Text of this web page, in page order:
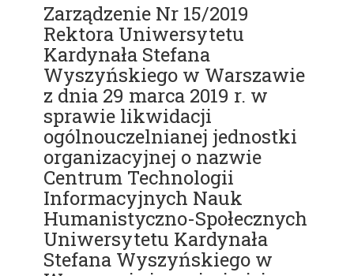
Zarządzenie Nr 15/2019
Rektora Uniwersytetu
Kardynała Stefana
Wyszyńskiego w Warszawie
z dnia 29 marca 2019 r. w
sprawie likwidacji
ogólnouczelnianej jednostki
organizacyjnej o nazwie
Centrum Technologii
Informacyjnych Nauk
Humanistyczno-Społecznych
Uniwersytetu Kardynała
Stefana Wyszyńskiego w